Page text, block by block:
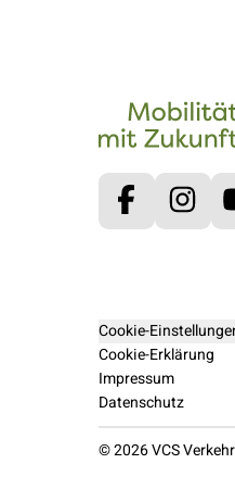
Cookie-
Cookie-Erklärung
Impressum
Datenschutz
© 2026 VCS